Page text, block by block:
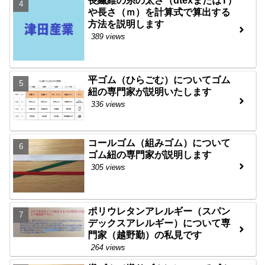
や長さ（ｍ）を計算式で算出する
方法を説明します
389 views
平ゴム（ひらごむ）についてゴム
紐の専門家が説明いたします
336 views
コールゴム（組みゴム）について
ゴム紐の専門家が説明します
305 views
ポリウレタンアレルギー（スパン
デックスアレルギー）について専
門家（越野勤）の私見です
264 views